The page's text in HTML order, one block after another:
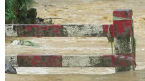
#Động đất #Indonesia #Richter
Indonesia